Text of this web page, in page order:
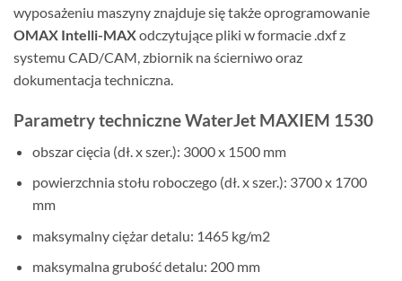
wyposażeniu maszyny znajduje się także oprogramowanie
OMAX Intelli-MAXodczytujące pliki w formacie .dxf z
systemu CAD/CAM, zbiornik na ścierniwo oraz
dokumentacja techniczna.
Parametry techniczne WaterJet MAXIEM 1530
obszar cięcia (dł. x szer.): 3000 x 1500 mm
powierzchnia stołu roboczego (dł. x szer.): 3700 x 1700
mm
maksymalny ciężar detalu: 1465 kg/m2
maksymalna grubość detalu: 200 mm